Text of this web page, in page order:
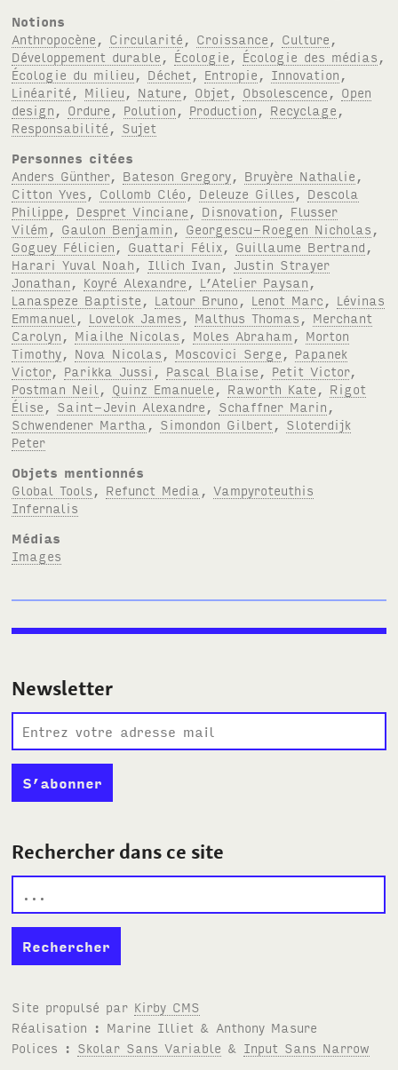
Notions
Anthropocène
Circularité Croissance Culture
Développement durable
Écologie Écologie des médias
Écologie du milieu
Déchet Entropie Innovation
Linéarité
Milieu Nature Objet Obsolescence
Open
design
Ordure Polution Production Recyclage
Responsabilité
Sujet
Personnes citées
Anders Günther, Bateson Gregory Bruyère Nathalie
Citton Yves
Collomb Cléo Deleuze Gilles
Descola
Philippe
Despret Vinciane Disnovation
Flusser
Vilém
Gaulon Benjamin Georgescu-Roegen Nicholas
Goguey Félicien
Guattari Félix Guillaume Bertrand
Harari Yuval Noah
Illich Ivan
Justin Strayer
Jonathan
Koyré Alexandre L’Atelier Paysan
Lanaspeze Baptiste
Latour Bruno Lenot Marc
Lévinas
Emmanuel
Lovelok James Malthus Thomas
Merchant
Carolyn
Miailhe Nicolas Moles Abraham
Morton
Timothy
Nova Nicolas Moscovici Serge
Papanek
Victor, Parikka Jussi Pascal Blaise Petit Victor,
Postman Neil
Quinz Emanuele Raworth Kate
Rigot
Élise
Saint-Jevin Alexandre Schaffner Marin
Schwendener Martha
Simondon Gilbert
Sloterdijk
Peter
Objets mentionnés
Global Tools
Refunct Media ,Vampyroteuthis
Infernalis
Médias
Images
Newsletter
Rechercher dans ce site
Site propulsé par Kirby CMS
Réalisation : Marine Illiet & Anthony Masure
Polices : Skolar Sans Variable & Input Sans Narrow